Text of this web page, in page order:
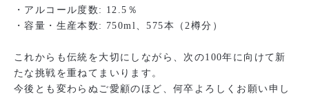
・アルコール度数: 12.5％
・容量・生産本数: 750ml、575本（2樽分）
これからも伝統を大切にしながら、次の100年に向けて新
たな挑戦を重ねてまいります。
今後とも変わらぬご愛顧のほど、何卒よろしくお願い申し